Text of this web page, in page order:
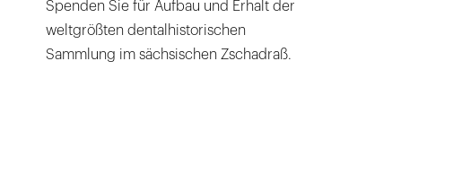
Spenden Sie für Aufbau und Erhalt der
weltgrößten dentalhistorischen
Sammlung im sächsischen Zschadraß.